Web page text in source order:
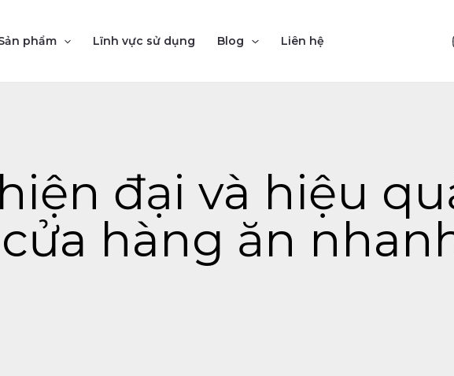
phẩm Lĩnh vực sử dụng Blog Liên hệ
đại và hiệu
hàng ăn